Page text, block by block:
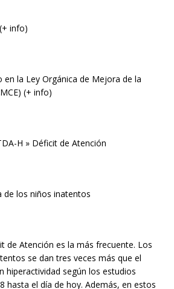
info)
en la Ley Orgánica de Mejora de la
(+ info)
H » Déficit de Atención
de los niños inatentos
de Atención es la más frecuente. Los
se dan tres veces más que el
hiperactividad según los estudios
hasta el día de hoy. Además, en estos